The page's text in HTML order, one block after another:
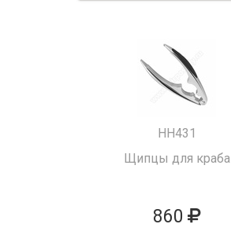
HH431
Щипцы для краба
860